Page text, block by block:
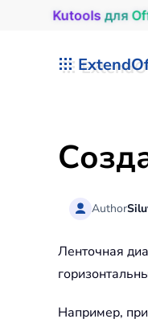
Kutools для
Author
Ленточная
Например,